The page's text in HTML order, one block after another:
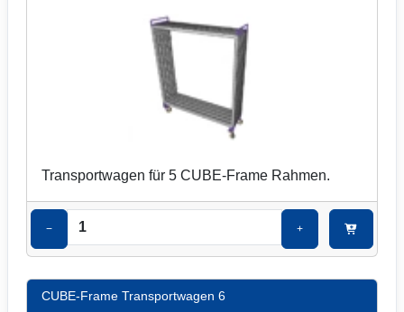
Transportwagen für 5 CUBE-Frame Rahmen.
− +
CUBE-Frame Transportwagen 6